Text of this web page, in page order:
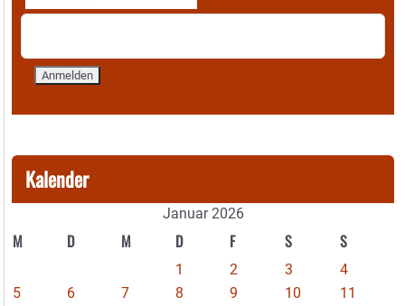
Kalender
Januar 2026
M D M D F S S
1 2 3
4
5
6 7 8 9 10
11